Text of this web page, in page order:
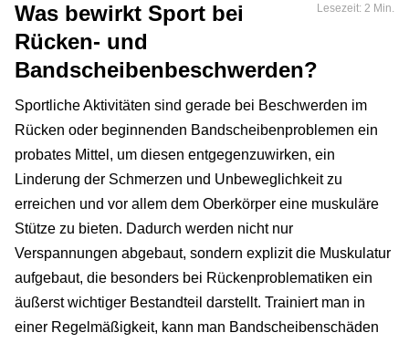
Lesezeit: 2 Min.
Was bewirkt Sport bei
Rücken- und
Bandscheibenbeschwerden?
Sportliche Aktivitäten sind gerade bei Beschwerden im
Rücken oder beginnenden Bandscheibenproblemen ein
probates Mittel, um diesen entgegenzuwirken, ein
Linderung der Schmerzen und Unbeweglichkeit zu
erreichen und vor allem dem Oberkörper eine muskuläre
Stütze zu bieten. Dadurch werden nicht nur
Verspannungen abgebaut, sondern explizit die Muskulatur
aufgebaut, die besonders bei Rückenproblematiken ein
äußerst wichtiger Bestandteil darstellt. Trainiert man in
einer Regelmäßigkeit, kann man Bandscheibenschäden